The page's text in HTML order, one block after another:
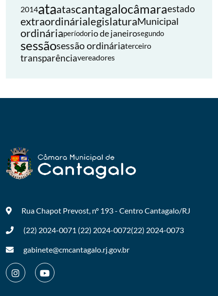
2014ataatascantagalocâmaraestado
extraordinárialegislaturaMunicipal
ordináriaperíodorio de janeirosegundo
sessãosessão ordináriaterceiro
transparênciavereadores
Rua Chapot Prevost, nº 193 - CentroCantagalo/RJ
(22) 2024-0071 (22) 2024-0072(22) 2024-0073
gabinete@cmcantagalo.rj.gov.br